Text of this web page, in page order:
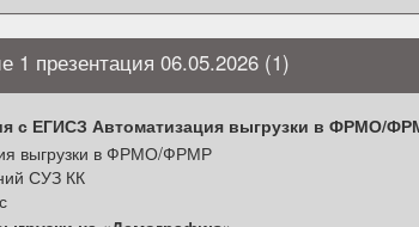
1 презентация 06.05.2026 (1)
с ЕГИСЗ Автоматизация выгрузки в ФРМО/
выгрузки в ФРМО/ФРМР
СУЗ КК